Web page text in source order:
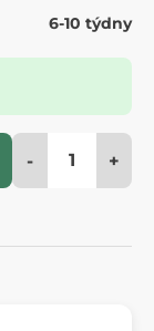
6-10 týdny
- +